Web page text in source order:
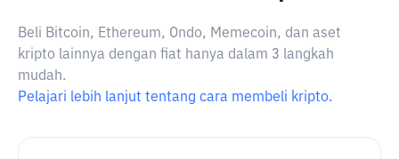
Beli Bitcoin, Ethereum, Ondo, Memecoin, dan aset
kripto lainnya dengan fiat hanya dalam 3 langkah
mudah.
Pelajari lebih lanjut tentang cara membeli kripto.